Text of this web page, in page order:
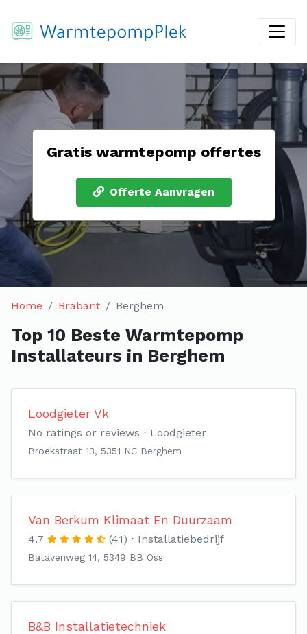
Gratis warmtepomp offertes
Offerte Aanvragen
Home Brabant Berghem
Top 10 Beste Warmtepomp
Installateurs in Berghem
Loodgieter Vk
No ratings or reviews Loodgieter
Broekstraat 13, 5351 NC Berghem
Van Berkum Klimaat En Duurzaam
4.7 (41) Installatiebedrijf
Batavenweg 14, 5349 BB Oss
B&B Installatietechniek